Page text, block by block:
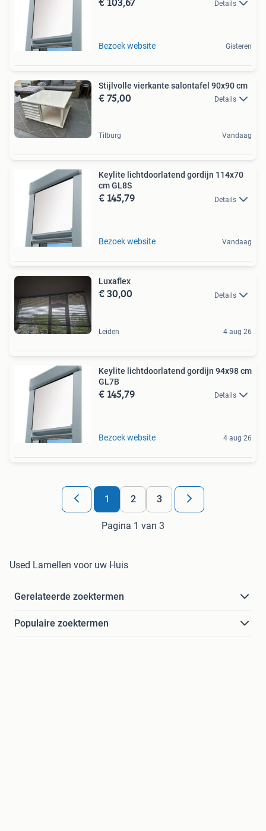
Details
Bezoek website Gisteren
Stijlvolle vierkante salontafel 90x90 cm
€ 75,00 Details
Tilburg Vandaag
Keylite lichtdoorlatend gordijn 114x70
cm GL8S
€ 145,79 Details
Bezoek website Vandaag
Luxaflex
€ 30,00 Details
Leiden 4 aug 26
Keylite lichtdoorlatend gordijn 94x98 cm
GL7B
€ 145,79 Details
Bezoek website 4 aug 26
1 2 3
Pagina 1 van 3
Used Lamellen voor uw Huis
Gerelateerde zoektermen
Populaire zoektermen